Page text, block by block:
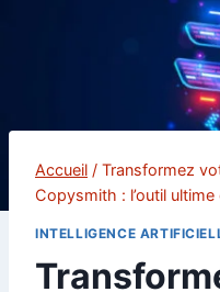
Accueil / Transformez
Copysmith : l’outil
INTELLIGENCE